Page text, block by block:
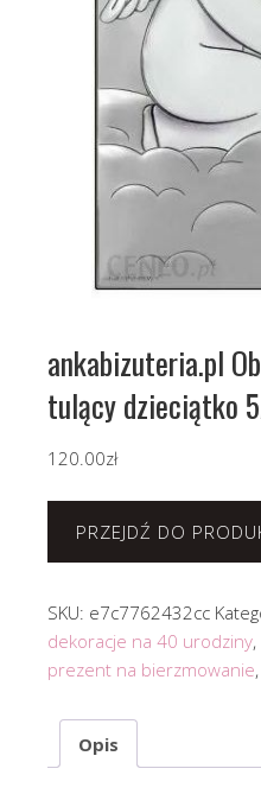
ankabizuteria.pl
tulący dzieciątko
120.00zł
PRZEJDŹ DO
SKU: e7c7762432cc
dekoracje na 40 urodziny,
prezent na bierzmowanie,
Opis